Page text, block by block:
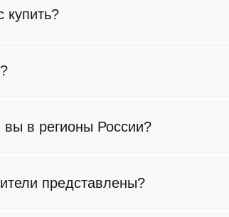
купить?
вы в регионы России?
представлены?